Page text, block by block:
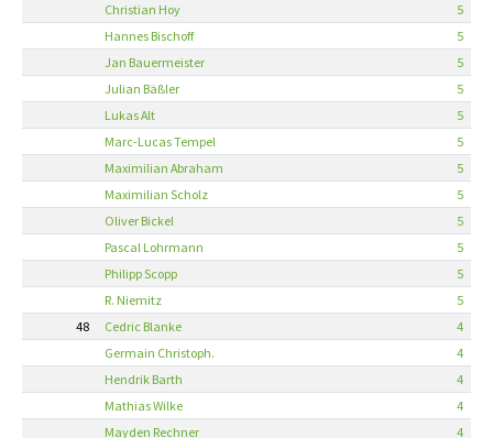
Christian Hoy
5
Hannes Bischoff
5
Jan Bauermeister
5
Julian Bäßler
5
Lukas Alt
5
Marc-Lucas Tempel
5
Maximilian Abraham
5
Maximilian Scholz
5
Oliver Bickel
5
Pascal Lohrmann
5
Philipp Scopp
5
R. Niemitz
5
48
Cedric Blanke
4
Germain Christoph.
4
Hendrik Barth
4
Mathias Wilke
4
Mayden Rechner
4